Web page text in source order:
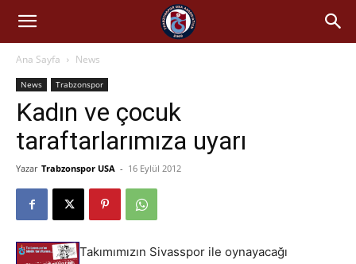
Ana Sayfa News
News Trabzonspor
Kadın ve çocuk
taraftarlarımıza uyarı
Yazar Trabzonspor USA - 16 Eylül 2012
Takımımızın Sivasspor ile oynayacağı